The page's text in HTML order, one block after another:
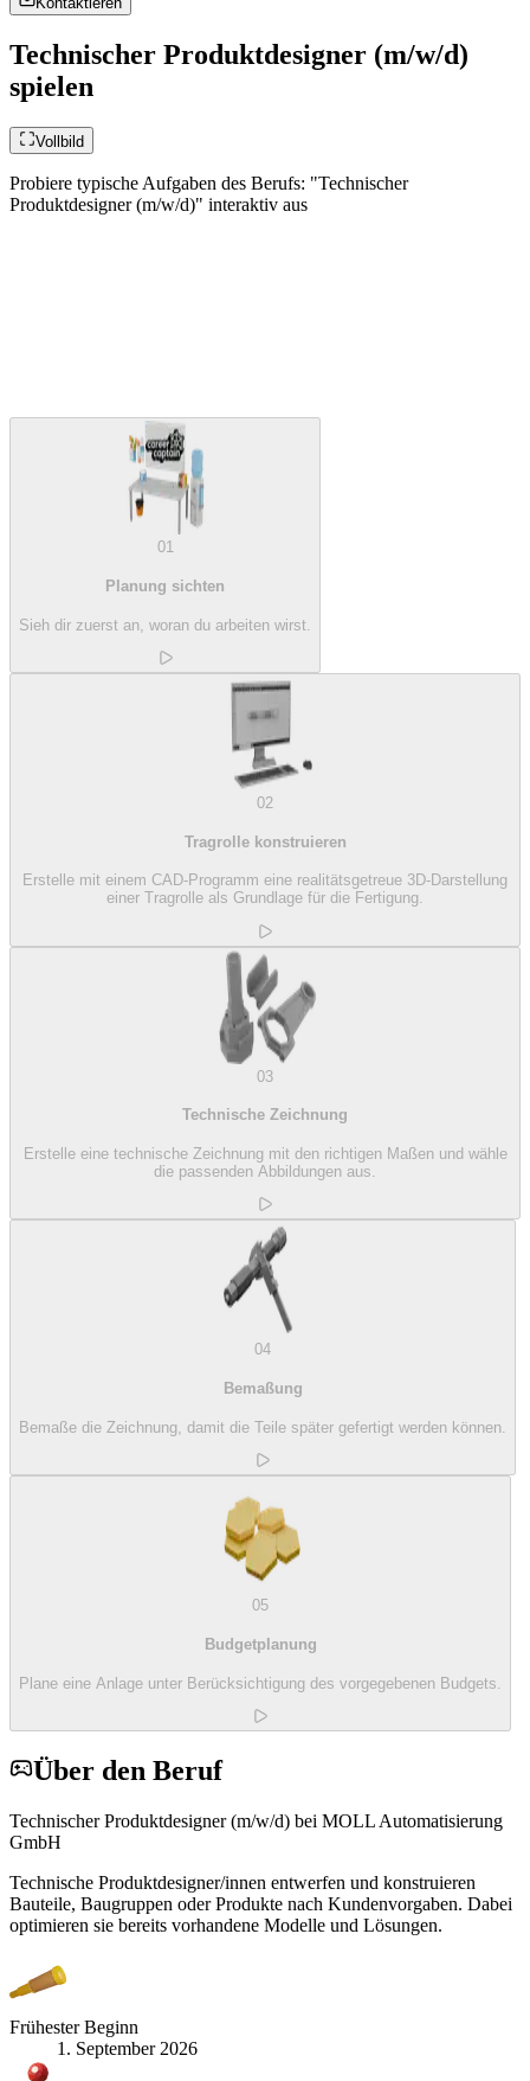
Technischer Produktdesigner (m/w/d)
spielen
Vollbild
Probiere typische Aufgaben des Berufs: "Technischer
Produktdesigner (m/w/d)" interaktiv aus
01
Planung sichten
Sieh dir zuerst an, woran du arbeiten wirst.
02
Tragrolle konstruieren
Erstelle mit einem CAD-Programm eine realitätsgetreue 3D-Darstellung
einer Tragrolle als Grundlage für die Fertigung.
03
Technische Zeichnung
Erstelle eine technische Zeichnung mit den richtigen Maßen und wähle
die passenden Abbildungen aus.
04
Bemaßung
Bemaße die Zeichnung, damit die Teile später gefertigt werden können.
05
Budgetplanung
Plane eine Anlage unter Berücksichtigung des vorgegebenen Budgets.
Über den Beruf
Technischer Produktdesigner (m/w/d) bei MOLL Automatisierung
GmbH
Technische Produktdesigner/innen entwerfen und konstruieren
Bauteile, Baugruppen oder Produkte nach Kundenvorgaben. Dabei
optimieren sie bereits vorhandene Modelle und Lösungen.
Frühester Beginn
1. September 2026